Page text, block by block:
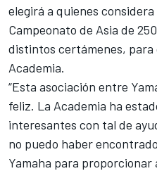
elegirá a quienes
Campeonato de Asia de
distintos certámenes, para
Academia.
“Esta asociación entre
feliz. La Academia ha
interesantes con tal de
no puedo haber
Yamaha para